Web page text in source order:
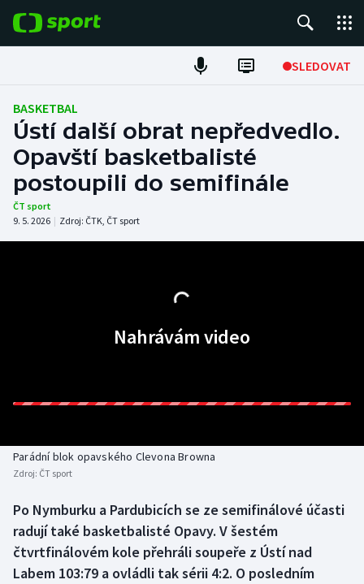
SLEDOVAT
Fotbal
Hokej
Tenis
Atletika
Americký fotbal
Biatlon
Box
Curling
Aplikace ČT sport
BASKETBAL
Ústí další obrat nepředvedlo.
Opavští basketbalisté
postoupili do semifinále
ČT sport
9. 5. 2026 | Zdroj: ČTK, ČT sport
Nahrávám video
Parádní blok opavského Clevona Browna
Zdroj: ČT sport
Po Nymburku a Pardubicích se ze semifinálové účasti
radují také basketbalisté Opavy. V šestém
čtvrtfinálovém kole přehráli soupeře z Ústí nad
Labem 103:79 a ovládli tak sérii 4:2. O posledním